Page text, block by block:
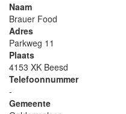
Naam
Brauer Food
Adres
Parkweg 11
Plaats
4153 XK Beesd
Telefoonnummer
-
Gemeente